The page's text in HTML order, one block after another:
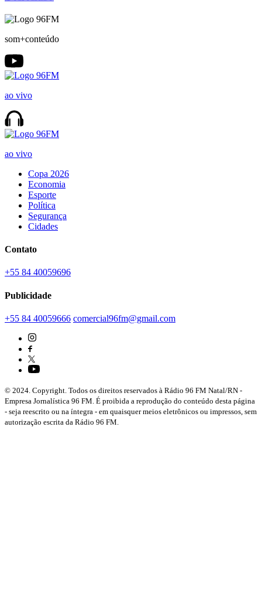
som+conteúdo
ao vivo
ao vivo
Copa 2026
Economia
Esporte
Política
Segurança
Cidades
Contato
+55 84 40059696
Publicidade
+55 84 40059666 comercial96fm@gmail.com
© 2024. Copyright. Todos os direitos reservados à Rádio 96 FM Natal/RN -
Empresa Jornalística 96 FM. É proibida a reprodução do conteúdo desta página
- seja reescrito ou na íntegra - em quaisquer meios eletrônicos ou impressos, sem
autorização escrita da Rádio 96 FM.